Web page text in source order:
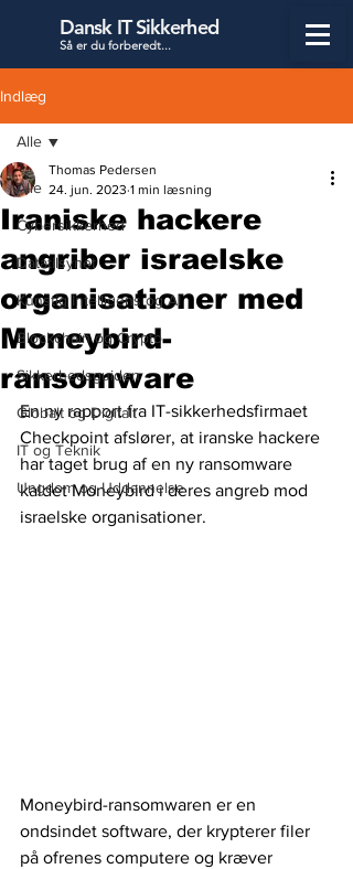
Dansk IT Sikkerhed
Så er du forberedt...
Indlæg
Alle
Cybersikkerhed
Datatilsynet
Kunstig Intelligens og AI
Blockchain og Crypto
Sikkerhedsguiden
Globalt og Digitalt
IT og Teknik
Ungdom og Uddannelse
Alle
Iraniske hackere
angriber israelske
organisationer med
Moneybird-
ransomware
Thomas Pedersen
24. jun. 2023 1 min læsning
En ny rapport fra IT-sikkerhedsfirmaet
Checkpoint afslører, at iranske hackere
har taget brug af en ny ransomware
kaldet Moneybird i deres angreb mod
israelske organisationer.
Moneybird-ransomwaren er en
ondsindet software, der krypterer filer
på ofrenes computere og kræver